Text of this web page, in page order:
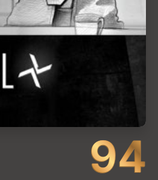
e ameaçadoras quanto
da Lorde
‘Isto é incrível.
fez
importantes